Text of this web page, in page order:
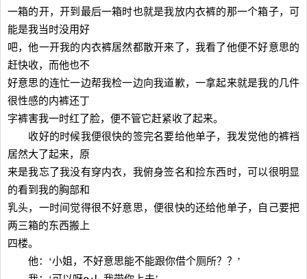
一箱的开，开到最后一箱时也就是我放内衣裤的那一个箱子，可
能是我当时没用好
吧，他一开我的内衣裤居然都散开来了，我看了他便不好意思的
赶快收，而他也不
好意思的连忙一边帮我检一边向我道歉，一拿起来就是我的几件
很性感的内裤还丁
字裤害我一时红了脸，便不管它赶紧收了起来。
收好的时候我便很快的签完名要给他单子，我发觉他的裤裆
居然大了起来，原
来是我忘了我没有穿内衣，我俯身签名和捡东西时，可以很明显
的看到我的胸部和
乳头，一时间觉得很不好意思，便很快的还给他单子，自己要把
两三箱的东西搬上
四楼。
他：‘小姐，不好意思能不能跟你借个厕所？？’